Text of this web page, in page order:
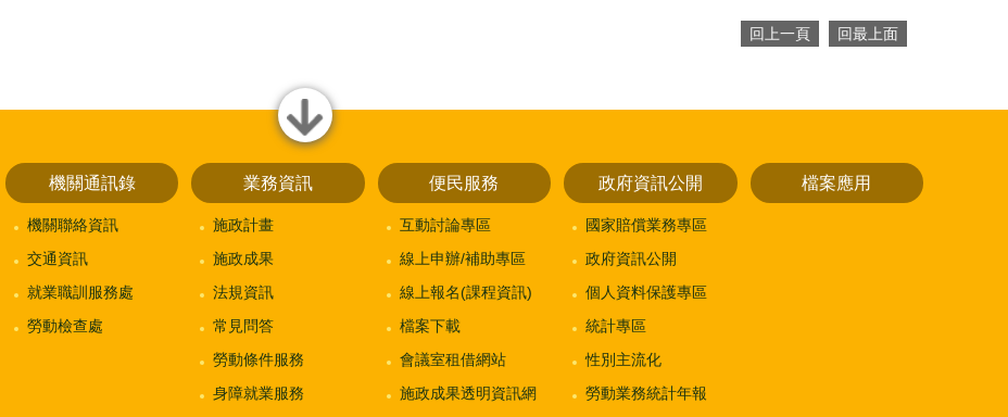
回上一頁 回最上面
close
機關通訊錄
機關聯絡資訊
交通資訊
就業職訓服務處
勞動檢查處
業務資訊
施政計畫
施政成果
法規資訊
常見問答
勞動條件服務
身障就業服務
便民服務
互動討論專區
線上申辦/補助專區
線上報名(課程資訊)
檔案下載
會議室租借網站
施政成果透明資訊網
政府資訊公開
國家賠償業務專區
政府資訊公開
個人資料保護專區
統計專區
性別主流化
勞動業務統計年報
檔案應用